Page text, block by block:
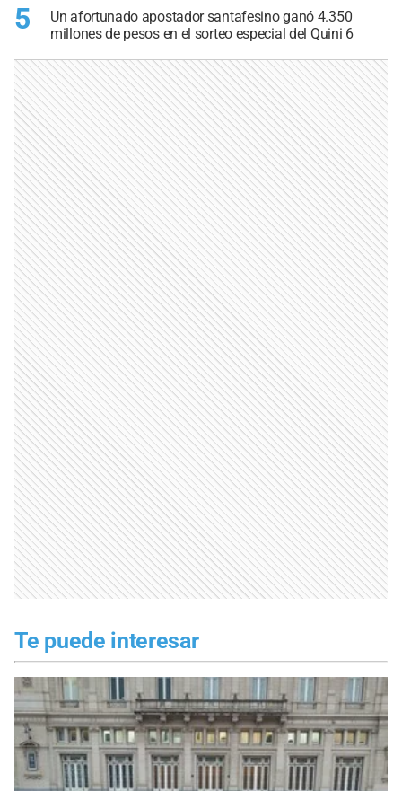
5
Un afortunado apostador santafesino ganó 4.350
millones de pesos en el sorteo especial del Quini 6
Te puede interesar